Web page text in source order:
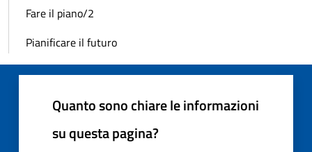
Fare il piano/2
Pianificare il futuro
Quanto sono chiare le informazioni
su questa pagina?